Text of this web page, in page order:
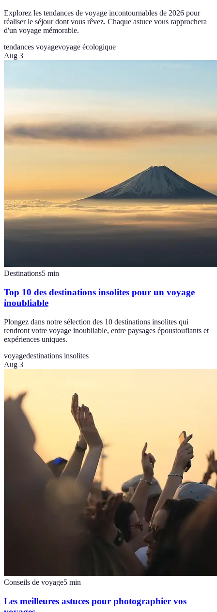
Explorez les tendances de voyage incontournables de 2026 pour
réaliser le séjour dont vous rêvez. Chaque astuce vous rapprochera
d'un voyage mémorable.
tendances voyagevoyage écologique
Aug 3
Destinations5 min
Top 10 des destinations insolites pour un voyage
inoubliable
Plongez dans notre sélection des 10 destinations insolites qui
rendront votre voyage inoubliable, entre paysages époustouflants et
expériences uniques.
voyagedestinations insolites
Aug 3
Conseils de voyage5 min
Les meilleures astuces pour photographier vos